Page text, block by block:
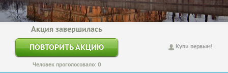
Купи первым!
Акция завершилась
ПОВТОРИТЬ АКЦИЮ
Человек проголосовало: 0